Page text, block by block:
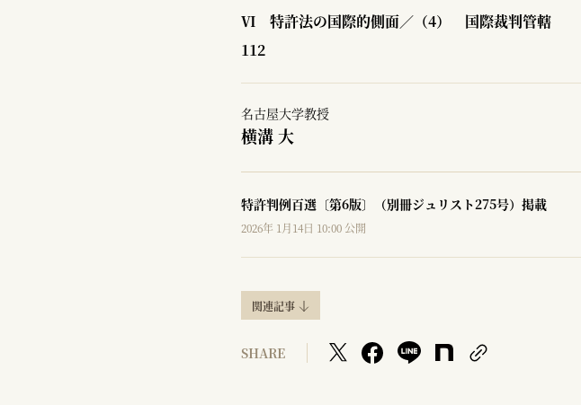
Ⅵ 特許法の国際的側面／（4） 国際裁判管轄
112
名古屋大学教授
横溝 大
特許判例百選〔第6版〕（別冊ジュリスト275号）掲載
2026年 1月14日 10:00 公開
関連記事
SHARE